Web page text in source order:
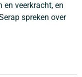
veerkracht, en
spreken over